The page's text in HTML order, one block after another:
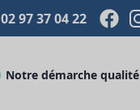
02 97 37 04 22
Notre démarche qualité